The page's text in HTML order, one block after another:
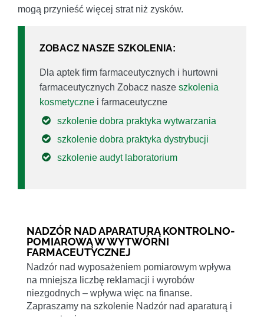
mogą przynieść więcej strat niż zysków.
ZOBACZ NASZE SZKOLENIA:
Dla aptek firm farmaceutycznych i hurtowni
farmaceutycznych Zobacz nasze szkolenia
kosmetyczne i farmaceutyczne
szkolenie dobra praktyka wytwarzania
szkolenie dobra praktyka dystrybucji
szkolenie audyt laboratorium
NADZÓR NAD APARATURĄ KONTROLNO-
POMIAROWĄ W WYTWÓRNI
FARMACEUTYCZNEJ
Nadzór nad wyposażeniem pomiarowym wpływa
na mniejsza liczbę reklamacji i wyrobów
niezgodnych – wpływa więc na finanse.
Zapraszamy na szkolenie Nadzór nad aparaturą i